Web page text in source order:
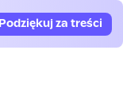
Podziękuj za treści